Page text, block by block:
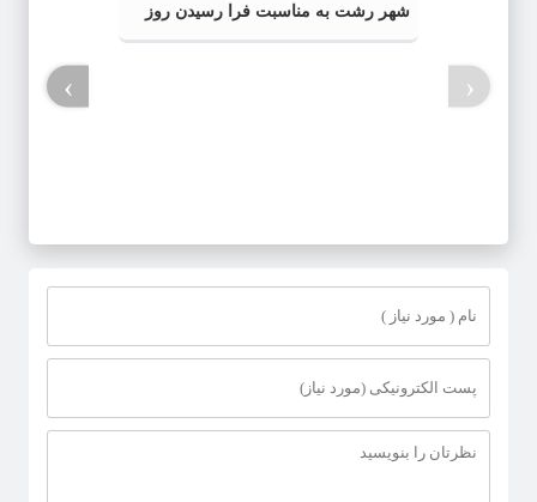
شهر رشت به مناسبت فرا رسیدن روز
خبرنگار
‹
›